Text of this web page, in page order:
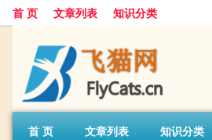
首 页 文章列表 知识分类
首 页 文章列表 知识分类